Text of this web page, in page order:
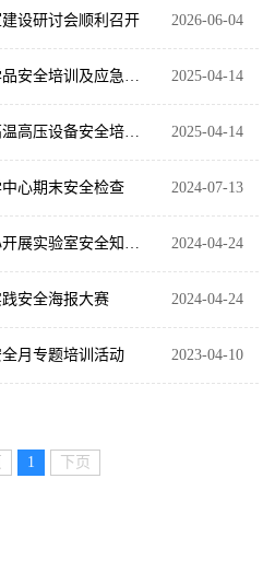
2026-06-04
设研讨会顺利召开
2025-04-14
2025-04-14
2024-07-13
心期末安全检查
2024-04-24
2024-04-24
安全海报大赛
2023-04-10
月专题培训活动
1 下页